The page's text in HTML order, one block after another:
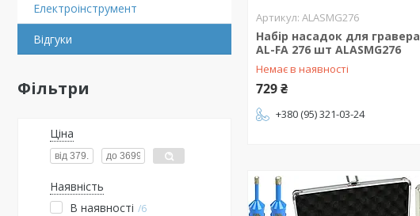
Електроінструмент
Відгуки
Фільтри
Ціна
Наявність
В наявності
6
ALASMG276
Набір насадок для гравера
AL-FA 276 шт ALASMG276
Немає в наявності
729 ₴
+380 (95) 321-03-24